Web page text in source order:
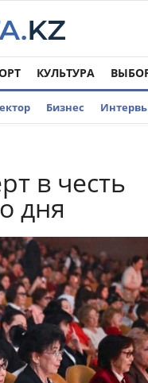
КУЛЬТУРА
Бизнес
в честь
дня